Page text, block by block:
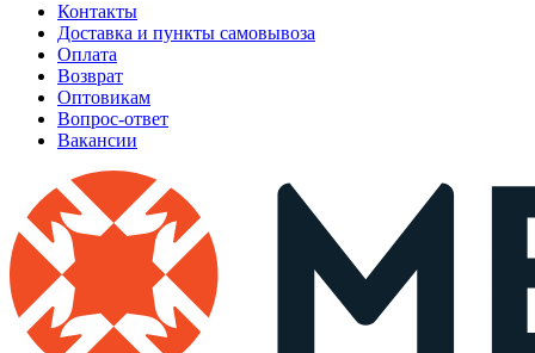
Контакты
Доставка и пункты самовывоза
Оплата
Возврат
Оптовикам
Вопрос-ответ
Вакансии